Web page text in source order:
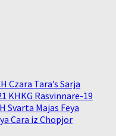
Czara Tara’s Sarja
KHKG Rasvinnare-19
Svarta Majas Feya
Cara iz Chopjor